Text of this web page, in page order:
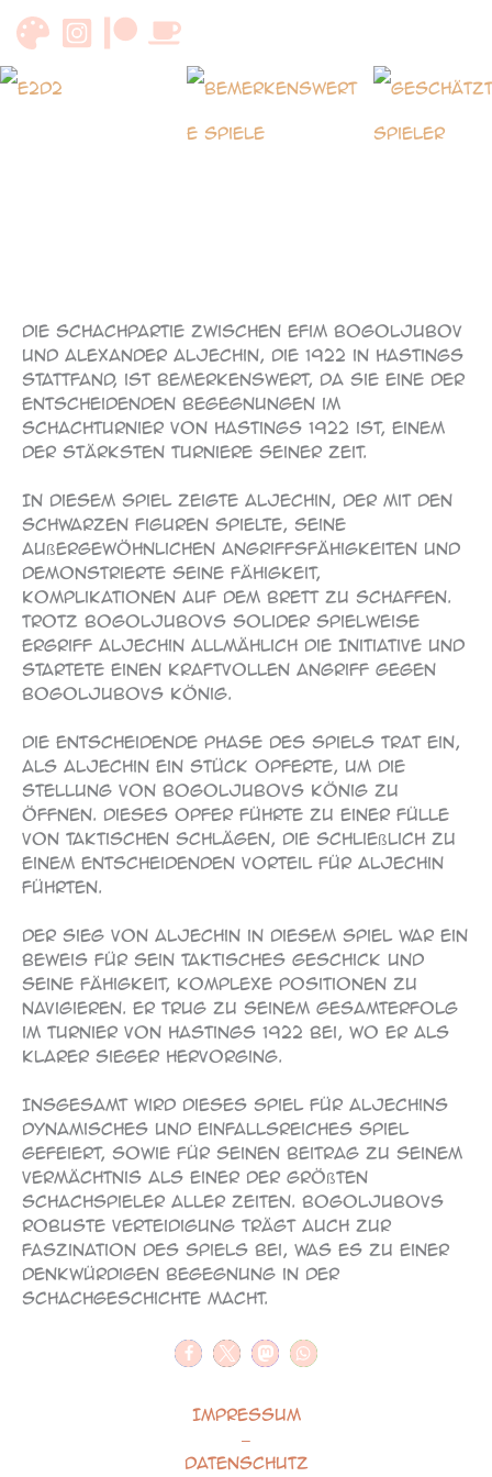
Inhalt
Die Schachpartie zwischen Efim Bogoljubov
und Alexander Aljechin, die 1922 in Hastings
stattfand, ist bemerkenswert, da sie eine der
entscheidenden Begegnungen im
Schachturnier von Hastings 1922 ist, einem
der stärksten Turniere seiner Zeit.
In diesem Spiel zeigte Aljechin, der mit den
schwarzen Figuren spielte, seine
außergewöhnlichen Angriffsfähigkeiten und
demonstrierte seine Fähigkeit,
Komplikationen auf dem Brett zu schaffen.
Trotz Bogoljubovs solider Spielweise
ergriff Aljechin allmählich die Initiative und
startete einen kraftvollen Angriff gegen
Bogoljubovs König.
Die entscheidende Phase des Spiels trat ein,
als Aljechin ein Stück opferte, um die
Stellung von Bogoljubovs König zu
öffnen. Dieses Opfer führte zu einer Fülle
von taktischen Schlägen, die schließlich zu
einem entscheidenden Vorteil für Aljechin
führten.
Der Sieg von Aljechin in diesem Spiel war ein
Beweis für sein taktisches Geschick und
seine Fähigkeit, komplexe Positionen zu
navigieren. Er trug zu seinem Gesamterfolg
im Turnier von Hastings 1922 bei, wo er als
klarer Sieger hervorging.
Insgesamt wird dieses Spiel für Aljechins
dynamisches und einfallsreiches Spiel
gefeiert, sowie für seinen Beitrag zu seinem
Vermächtnis als einer der größten
Schachspieler aller Zeiten. Bogoljubovs
robuste Verteidigung trägt auch zur
Faszination des Spiels bei, was es zu einer
denkwürdigen Begegnung in der
Schachgeschichte macht.
Impressum
–
Datenschutz